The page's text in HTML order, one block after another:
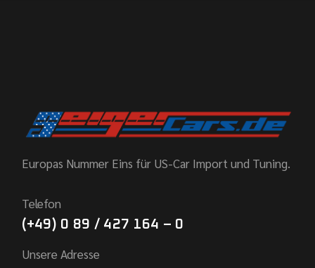
Europas Nummer Eins für US-Car Import und Tuning.
Telefon
(+49) 0 89 / 427 164 – 0
Unsere Adresse